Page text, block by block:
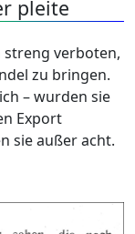
pleite
streng verboten,
zu bringen.
– wurden sie
Export
sie außer acht.